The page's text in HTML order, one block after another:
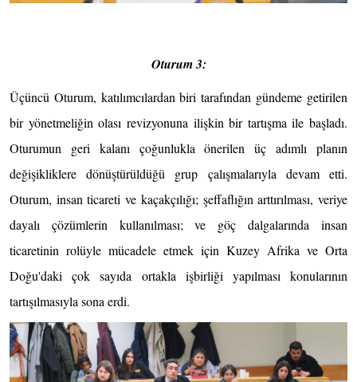
Oturum 3:
Üçüncü Oturum, katılımcılardan biri tarafından gündeme getirilen
bir yönetmeliğin olası revizyonuna ilişkin bir tartışma ile başladı.
Oturumun geri kalanı çoğunlukla önerilen üç adımlı planın
değişikliklere dönüştürüldüğü grup çalışmalarıyla devam etti.
Oturum, insan ticareti ve kaçakçılığı; şeffaflığın arttırılması, veriye
dayalı çözümlerin kullanılması; ve göç dalgalarında insan
ticaretinin rolüyle mücadele etmek için Kuzey Afrika ve Orta
Doğu'daki çok sayıda ortakla işbirliği yapılması konularının
tartışılmasıyla sona erdi.